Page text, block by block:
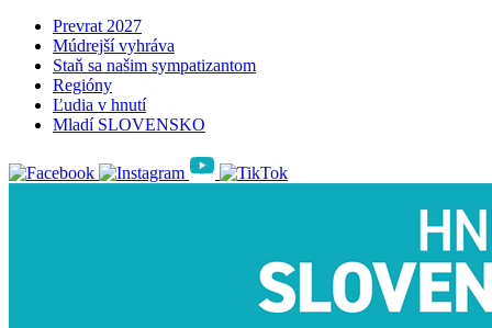
Prevrat 2027
Múdrejší vyhráva
Staň sa našim sympatizantom
Regióny
Ľudia v hnutí
Mladí SLOVENSKO